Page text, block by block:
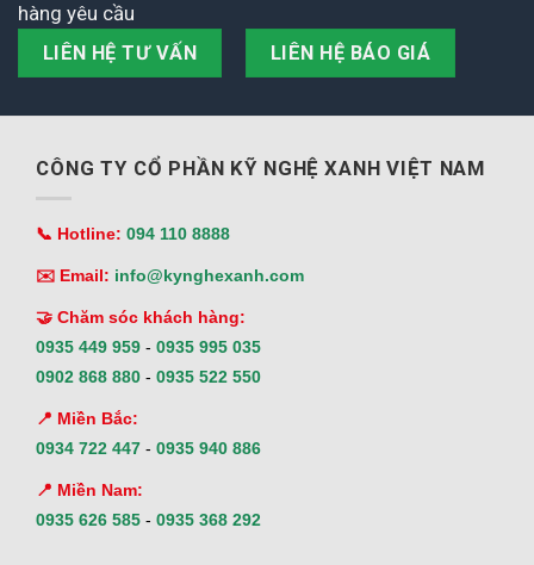
hàng yêu cầu
LIÊN HỆ TƯ VẤN LIÊN HỆ BÁO GIÁ
CÔNG TY CỔ PHẦN KỸ NGHỆ XANH VIỆT NAM
📞 Hotline: 094 110 8888
✉️ Email: info@kynghexanh.com
🤝 Chăm sóc khách hàng:
0935 449 959 - 0935 995 035
0902 868 880 - 0935 522 550
📍 Miền Bắc:
0934 722 447 - 0935 940 886
📍 Miền Nam:
0935 626 585 - 0935 368 292